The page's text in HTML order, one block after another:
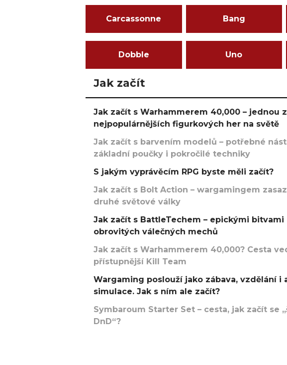
Carcassonne Bang
Dobble Uno
Jak začít
Jak začít s Warhammerem 40,000 – jednou z
nejpopulárnějších figurkových her na světě
Jak začít s barvením modelů – potřebné
základní poučky i pokročilé techniky
S jakým vyprávěcím RPG byste měli začít?
Jak začít s Bolt Action – wargamingem
druhé světové války
Jak začít s BattleTechem – epickými bitvami
obrovitých válečných mechů
Jak začít s Warhammerem 40,000? Cesta
přístupnější Kill Team
Wargaming poslouží jako zábava, vzdělání i
simulace. Jak s ním ale začít?
Symbaroum Starter Set – cesta, jak začít se
DnD“?